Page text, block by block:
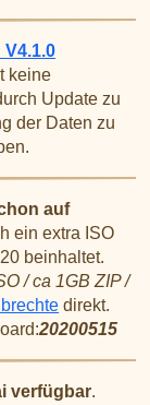
keine
Update zu
der Daten zu
auf
ein extra ISO
beinhaltet.
/ ca 1GB ZIP /
direkt.
20200515
verfügbar.